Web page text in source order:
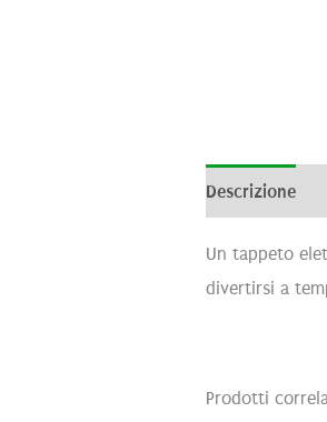
Descrizione
Un tappeto
divertirsi a
Prodotti